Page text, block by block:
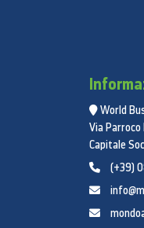
World
Via
Capitale
(+39)